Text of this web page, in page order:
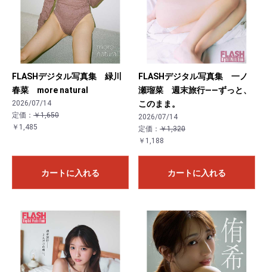
FLASHデジタル写真集 緑川
春菜 more natural
2026/07/14
定価： ￥1,650
￥1,485
カートに入れる
FLASHデジタル写真集 一ノ
瀬瑠菜 週末旅行――ずっと、
このまま。
2026/07/14
定価： ￥1,320
￥1,188
カートに入れる
お買い物を続ける カートへ進む